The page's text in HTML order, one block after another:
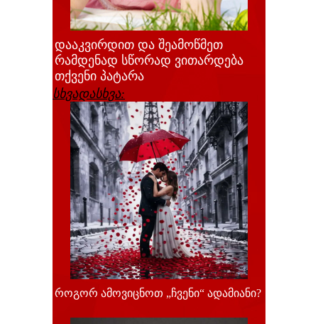
დააკვირდით და შეამოწმეთ
რამდენად სწორად ვითარდება
თქვენი პატარა
სხვადასხვა:
როგორ ამოვიცნოთ „ჩვენი“ ადამიანი?